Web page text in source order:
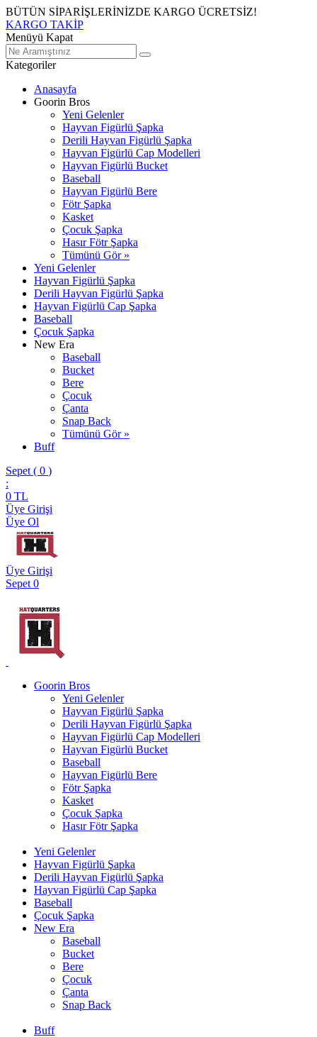
BÜTÜN SİPARİŞLERİNİZDE KARGO ÜCRETSİZ!
KARGO TAKİP
Menüyü Kapat
Kategoriler
Anasayfa
Goorin Bros
Yeni Gelenler
Hayvan Figürlü Şapka
Derili Hayvan Figürlü Şapka
Hayvan Figürlü Cap Modelleri
Hayvan Figürlü Bucket
Baseball
Hayvan Figürlü Bere
Fötr Şapka
Kasket
Çocuk Şapka
Hasır Fötr Şapka
Tümünü Gör »
Yeni Gelenler
Hayvan Figürlü Şapka
Derili Hayvan Figürlü Şapka
Hayvan Figürlü Cap Şapka
Baseball
Çocuk Şapka
New Era
Baseball
Bucket
Bere
Çocuk
Çanta
Snap Back
Tümünü Gör »
Buff
Sepet ( 0 )
:
0 TL
Üye Girişi
Üye Ol
Üye Girişi
Sepet 0
Goorin Bros
Yeni Gelenler
Hayvan Figürlü Şapka
Derili Hayvan Figürlü Şapka
Hayvan Figürlü Cap Modelleri
Hayvan Figürlü Bucket
Baseball
Hayvan Figürlü Bere
Fötr Şapka
Kasket
Çocuk Şapka
Hasır Fötr Şapka
Yeni Gelenler
Hayvan Figürlü Şapka
Derili Hayvan Figürlü Şapka
Hayvan Figürlü Cap Şapka
Baseball
Çocuk Şapka
New Era
Baseball
Bucket
Bere
Çocuk
Çanta
Snap Back
Buff